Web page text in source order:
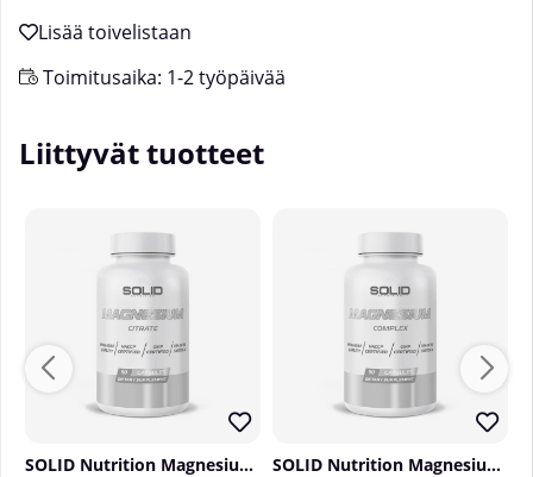
Toimitusaika: 1-2 työpäivää
Liittyvät tuotteet
SOLID Nutrition Magnesium Citrate, 90 caps SOLID Nutrition Magnesium Complex, 90 caps